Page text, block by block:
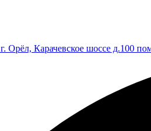
г. Орёл, Карачевское шоссе д.100